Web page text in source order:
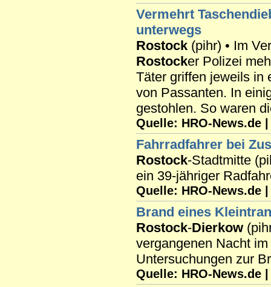
Vermehrt
unterwegs
Rostock (pihr) • Im
Rostocker Polizei
Täter griffen jeweils in
von Passanten. In
gestohlen. So waren
Quelle: HRO-News.de
Fahrradfahrer bei
Rostock-Stadtmitte
ein 39-jähriger
Quelle: HRO-News.de
Brand eines
Rostock-Dierkow
vergangenen Nacht im
Untersuchungen zur
Quelle: HRO-News.de